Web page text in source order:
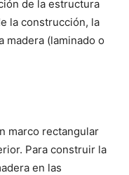
de la estructura
la construcción, la
(laminado o
marco rectangular
Para construir la
en las